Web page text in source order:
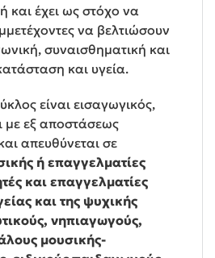
και έχει ως στόχο να
να βελτιώσουν
συναισθηματική και
και υγεία.
είναι εισαγωγικός,
με εξ αποστάσεως
απευθύνεται σε
ή επαγγελματίες
και επαγγελματίες
και της ψυχικής
νηπιαγωγούς,
μουσικής-